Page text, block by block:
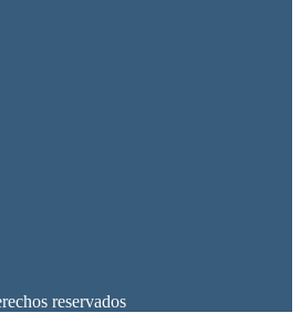
reservados